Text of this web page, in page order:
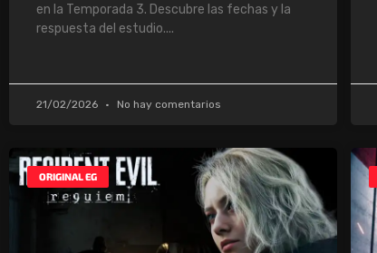
en la Temporada 3. Descubre las fechas y la
respuesta del estudio.
21/02/2026 No hay comentarios
ORIGINAL EG